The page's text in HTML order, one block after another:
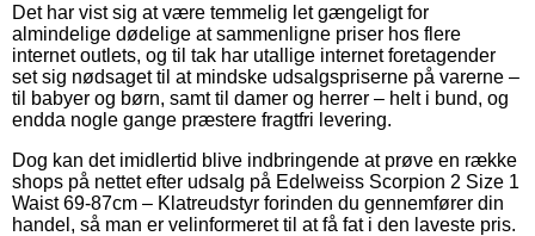
Det har vist sig at være temmelig let gængeligt for
almindelige dødelige at sammenligne priser hos flere
internet outlets, og til tak har utallige internet foretagender
set sig nødsaget til at mindske udsalgspriserne på varerne –
til babyer og børn, samt til damer og herrer – helt i bund, og
endda nogle gange præstere fragtfri levering.
Dog kan det imidlertid blive indbringende at prøve en række
shops på nettet efter udsalg på Edelweiss Scorpion 2 Size 1
Waist 69-87cm – Klatreudstyr forinden du gennemfører din
handel, så man er velinformeret til at få fat i den laveste pris.